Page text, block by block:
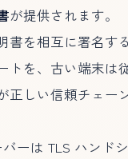
が提供されます。
書を相互に署名す
トを、古い端末は
正しい信頼チェー
バーは TLS ハンド